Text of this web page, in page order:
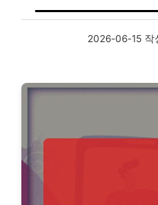
2026-06-15 작